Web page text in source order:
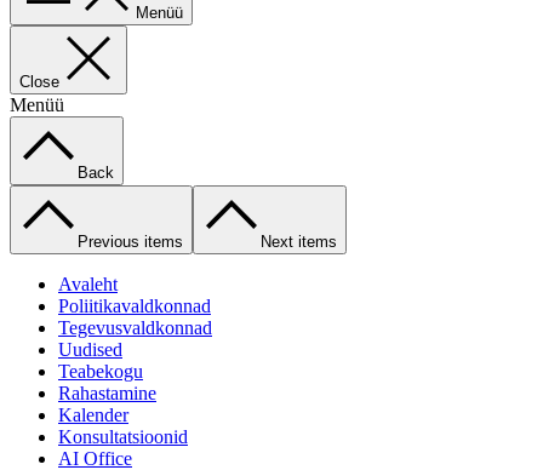
Menüü
Close
Menüü
Back
Previous items Next items
Avaleht
Poliitikavaldkonnad
Tegevusvaldkonnad
Uudised
Teabekogu
Rahastamine
Kalender
Konsultatsioonid
AI Office